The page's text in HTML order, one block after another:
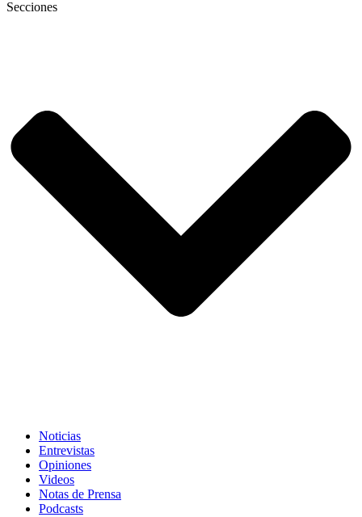
Secciones
Noticias
Entrevistas
Opiniones
Videos
Notas de Prensa
Podcasts